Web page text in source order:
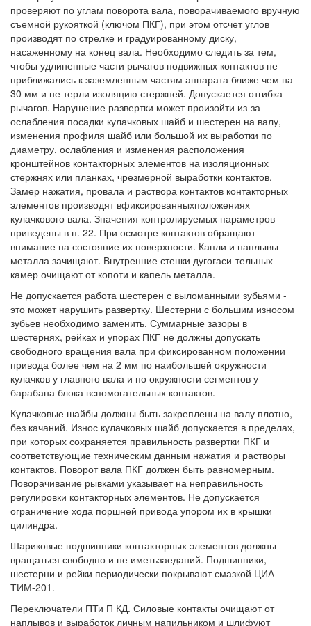
проверяют по углам поворота вала, поворачиваемого вручную
съемной рукояткой (ключом ПКГ), при этом отсчет углов
производят по стрелке и градуированному диску,
насаженному на конец вала. Необходимо следить за тем,
чтобы удлиненные части рычагов подвижных контактов не
приближались к заземленным частям аппарата ближе чем на
30 мм и не терли изоляцию стержней. Допускается отгибка
рычагов. Нарушение развертки может произойти из-за
ослабления посадки кулачковых шайб и шестерен на валу,
изменения профиля шайб или большой их выработки по
диаметру, ослабления и изменения расположения
кронштейнов контакторных элементов на изоляционных
стержнях или планках, чрезмерной выработки контактов.
Замер нажатия, провала и раствора контактов контакторных
элементов производят вфиксированныхположениях
кулачкового вала. Значения контролируемых параметров
приведены в п. 22. При осмотре контактов обращают
внимание на состояние их поверхности. Капли и наплывы
металла зачищают. Внутренние стенки дугогаси-тельных
камер очищают от копоти и капель металла.
Не допускается работа шестерен с выломанными зубьями -
это может нарушить развертку. Шестерни с большим износом
зубьев необходимо заменить. Суммарные зазоры в
шестернях, рейках и упорах ПКГ не должны допускать
свободного вращения вала при фиксированном положении
привода более чем на 2 мм по наибольшей окружности
кулачков у главного вала и по окружности сегментов у
барабана блока вспомогательных контактов.
Кулачковые шайбы должны быть закреплены на валу плотно,
без качаний. Износ кулачковых шайб допускается в пределах,
при которых сохраняется правильность развертки ПКГ и
соответствующие техническим данным нажатия и растворы
контактов. Поворот вала ПКГ должен быть равномерным.
Поворачивание рывками указывает на неправильность
регулировки контакторных элементов. Не допускается
ограничение хода поршней привода упором их в крышки
цилиндра.
Шариковые подшипники контакторных элементов должны
вращаться свободно и не иметьзаеданий. Подшипники,
шестерни и рейки периодически покрывают смазкой ЦИА-
ТИМ-201.
Переключатели ПТи П КД. Силовые контакты очищают от
наплывов и выработок личным напильником и шлифуют